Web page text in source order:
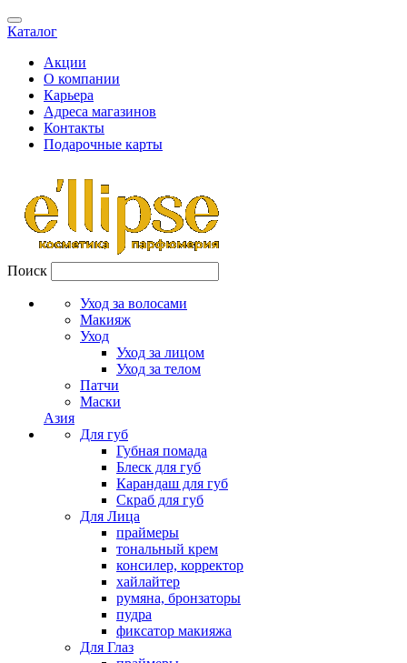
Каталог
Акции
О компании
Карьера
Адреса магазинов
Контакты
Подарочные карты
Поиск
Уход за волосами
Макияж
Уход
Уход за лицом
Уход за телом
Патчи
Маски
Азия
Для губ
Губная помада
Блеск для губ
Карандаш для губ
Скраб для губ
Для Лица
праймеры
тональный крем
консилер, корректор
хайлайтер
румяна, бронзаторы
пудра
фиксатор макияжа
Для Глаз